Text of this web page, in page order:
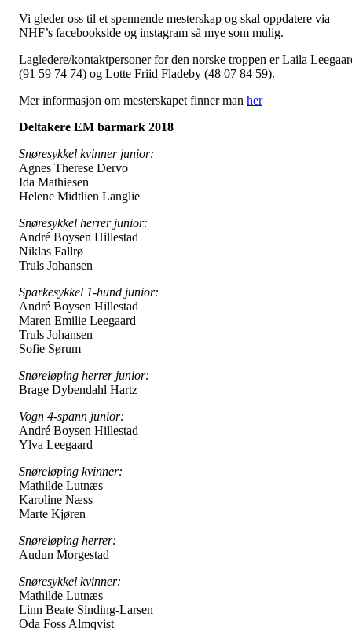
Vi gleder oss til et spennende mesterskap og skal oppdatere via
NHF’s facebookside og instagram så mye som mulig.
Lagledere/kontaktpersoner for den norske troppen er Laila
(91 59 74 74) og Lotte Friid Fladeby (48 07 84 59).
Mer informasjon om mesterskapet finner man her
Deltakere EM barmark 2018
Snøresykkel kvinner junior:
Agnes Therese Dervo
Ida Mathiesen
Helene Midtlien Langlie
Snøresykkel herrer junior:
André Boysen Hillestad
Niklas Fallrø
Truls Johansen
Sparkesykkel 1-hund junior:
André Boysen Hillestad
Maren Emilie Leegaard
Truls Johansen
Sofie Sørum
Snøreløping herrer junior:
Brage Dybendahl Hartz
Vogn 4-spann junior:
André Boysen Hillestad
Ylva Leegaard
Snøreløping kvinner:
Mathilde Lutnæs
Karoline Næss
Marte Kjøren
Snøreløping herrer:
Audun Morgestad
Snøresykkel kvinner:
Mathilde Lutnæs
Linn Beate Sinding-Larsen
Oda Foss Almqvist